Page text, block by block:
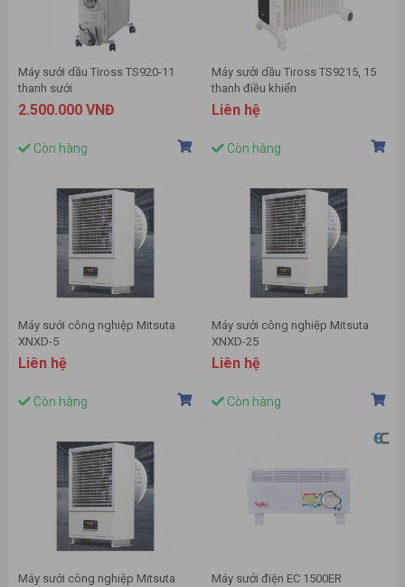
Máy sưởi dầu Tiross TS920-11
thanh sưởi
2.500.000 VNĐ
Còn hàng
Máy sưởi dầu Tiross TS9215, 15
thanh điều khiển
Liên hệ
Còn hàng
Máy sưởi công nghiệp Mitsuta
XNXD-5
Liên hệ
Còn hàng
Máy sưởi công nghiệp Mitsuta
XNXD-25
Liên hệ
Còn hàng
Máy sưởi công nghiệp Mitsuta
Máy sưởi điện EC 1500ER